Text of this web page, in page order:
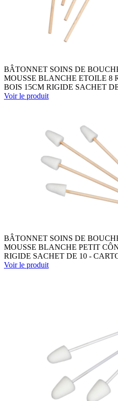
BÂTONNET SOINS DE
MOUSSE BLANCHE ETOILE 8
BOIS 15CM RIGIDE SACHET
Voir le produit
BÂTONNET SOINS DE
MOUSSE BLANCHE PETIT
RIGIDE SACHET DE 10 -
Voir le produit